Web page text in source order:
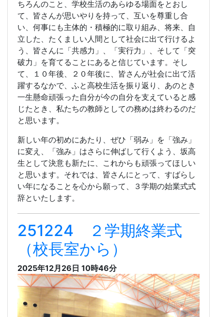
ちろんのこと、学校生活のあらゆる場面をとおし
て、皆さんが思いやりを持って、互いを尊重し合
い、何事にも主体的・積極的に取り組み、将来、自
立した、たくましい人間として社会に出て行けるよ
う、皆さんに「共感力」、「実行力」、そして「突
破力」を育てることにあると信じています。そし
て、１０年後、２０年後に、皆さんが社会に出て活
躍するなかで、ふと高校生活を振り返り、あのとき
一生懸命頑張った自分が今の自分を支えていると感
じたとき、私たちの教師としての務めは終わるのだ
と思います。
新しい年の初めにあたり、ぜひ「弱み」を「強み」
に変え、「強み」はさらに伸ばして行くよう、坂高
生として決意も新たに、これからも頑張ってほしい
と思います。それでは、皆さんにとって、すばらし
い年になることを心から願って、３学期の始業式式
辞といたします。
251224 ２学期終業式
（校長室から）
2025年12月26日 10時46分